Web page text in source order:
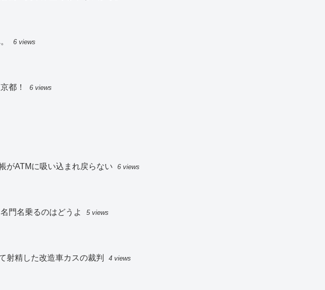
6 views
都！ 6 views
がATMに吸い込まれ戻らない 6 views
門名乗るのはどうよ 5 views
射精した改造車カスの裁判 4 views